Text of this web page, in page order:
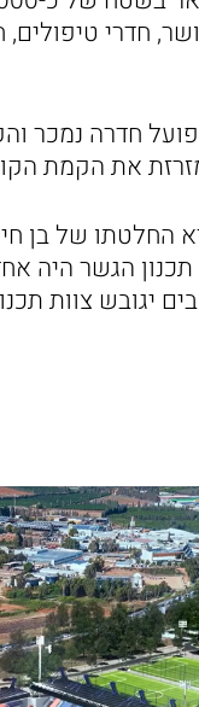
חדרי
חדרה נמכר
את הקמת
החלטתו של בן
תכנון הגשר היה
יגובש צוות